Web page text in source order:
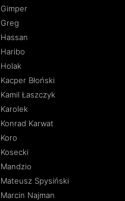
Gimper
Greg
Hassan
Haribo
Holak
Kacper Błoński
Kamil Łaszczyk
Karolek
Konrad Karwat
Koro
Kosecki
Mandzio
Mateusz Spysiński
Marcin Najman